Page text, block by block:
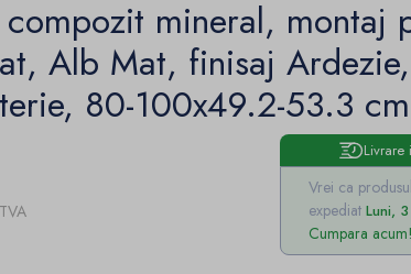
compozit mineral, montaj
Alb Mat, finisaj
80-100x49.2-53.3 cm
Vrei ca
expediat Luni,
Cumpara acum!